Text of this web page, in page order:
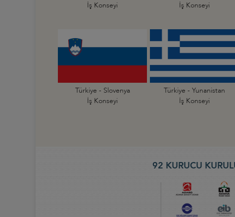
İş Konseyi
İş Konseyi
Türkiye - Slovenya
İş Konseyi
Türkiye - Yunanistan
İş Konseyi
92 KURUCU